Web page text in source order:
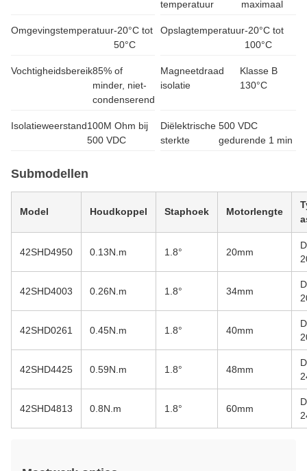
temperatuur
maximaal
Omgevingstemperatuur-20°C tot
50°C
Opslagtemperatuur-20°C tot
100°C
Vochtigheidsbereik85% of
minder, niet-
condenserend
Magneetdraad
isolatie
Klasse B
130°C
Isolatieweerstand100M Ohm bij
500 VDC
Diëlektrische
sterkte
500 VDC
gedurende 1 min
Submodellen
Model Houdkoppel Staphoek Motorlengte
42SHD4950 0.13N.m 1.8° 20mm
42SHD4003 0.26N.m 1.8° 34mm
42SHD0261 0.45N.m 1.8° 40mm
42SHD4425 0.59N.m 1.8° 48mm
42SHD4813 0.8N.m 1.8° 60mm